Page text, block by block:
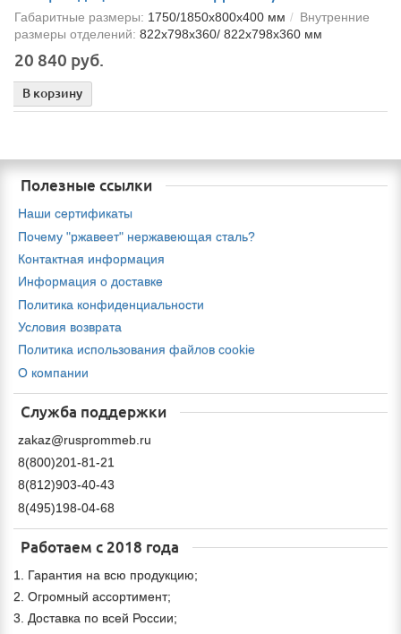
Габаритные размеры: 1750/1850x800x400 мм
Внутренние
размеры отделений: 822х798х360/ 822х798х360 мм
20 840 руб.
В корзину
Полезные ссылки
Наши сертификаты
Почему "ржавеет" нержавеющая сталь?
Контактная информация
Информация о доставке
Политика конфиденциальности
Условия возврата
Политика использования файлов cookie
О компании
Служба поддержки
zakaz@rusprommeb.ru
8(800)201-81-21
8(812)903-40-43
8(495)198-04-68
Работаем с 2018 года
1. Гарантия на всю продукцию;
2. Огромный ассортимент;
3. Доставка по всей России;